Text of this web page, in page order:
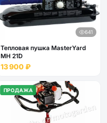
641
Тепловая пушка MasterYard
MH 21D
13 900 ₽
ПРОДАЖА